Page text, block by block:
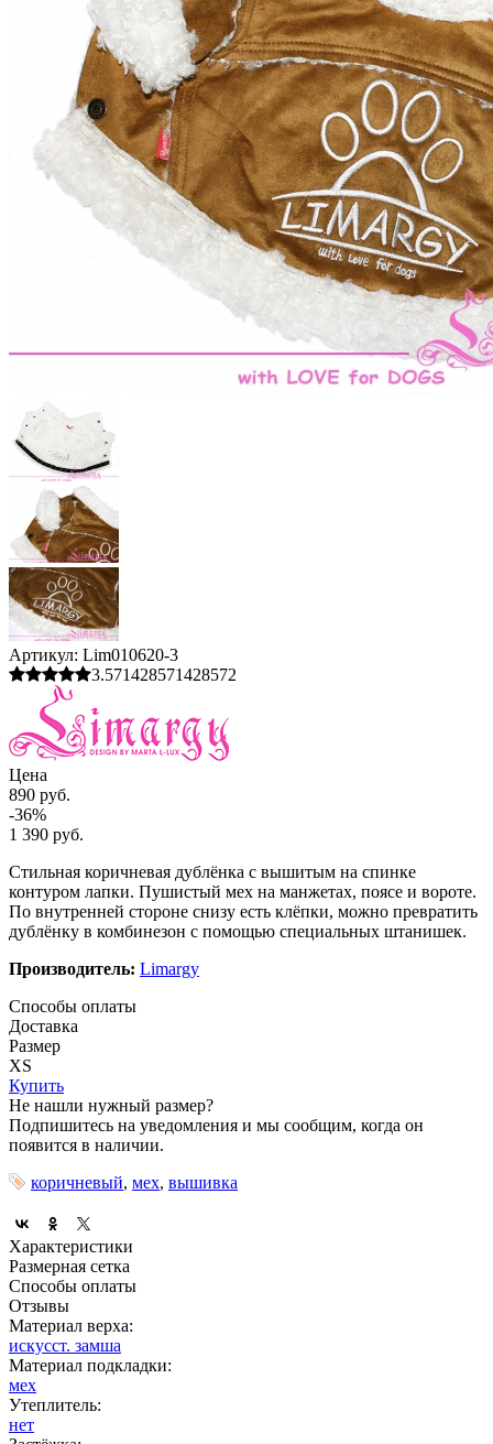
Артикул: Lim010620-3
3.571428571428572
Цена
890 руб.
-36%
1 390 руб.
Стильная коричневая дублёнка с вышитым на спинке
контуром лапки. Пушистый мех на манжетах, поясе и вороте.
По внутренней стороне снизу есть клёпки, можно превратить
дублёнку в комбинезон с помощью специальных штанишек.
Производитель: Limargy
Способы оплаты
Доставка
Размер
XS
Купить
Не нашли нужный размер?
Подпишитесь на уведомления и мы сообщим, когда он
появится в наличии.
коричневый, мех, вышивка
Характеристики
Размерная сетка
Способы оплаты
Отзывы
Материал верха:
искусст. замша
Материал подкладки:
мех
Утеплитель:
нет